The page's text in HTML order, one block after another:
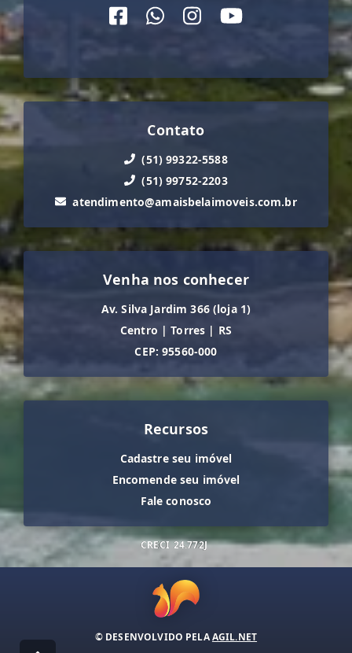
Contato
(51) 99322-5588
(51) 99752-2203
atendimento@amaisbelaimoveis.com.br
Venha nos conhecer
Av. Silva Jardim 366 (loja 1)
Centro | Torres | RS
CEP: 95560-000
Recursos
Cadastre seu imóvel
Encomende seu imóvel
Fale conosco
CRECI 24.772J
© DESENVOLVIDO PELAAGIL.NET